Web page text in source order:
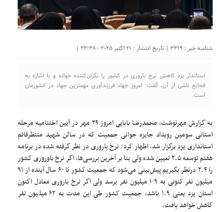
شناسه خبر : 3319 | تاریخ انتشار : 21 اکتبر 2025 - 23:38 |
استاندار یزد کاهش نرخ باروری در کشور را نگران‌کننده خواند و با اشاره به
فجایع ناشی از آن، گفت: امروز جهاد فرزندآوری مهمترین جهاد در کشورمان
است.
به گزارش مهرنوشت، محمدرضا بابایی امروز ۲۹ مهر در آیین اختتامیه مرحله
استانی سومین رویداد جایزه جوانی جمعیت که در سالن شهید منتظرقائم
استانداری یزد برگزار شد، اظهار کرد: نرخ باروری در نظر گرفته شده در برنامه
هفتم توسعه ۲.۵ تعیین شده ولی بنا بر آخرین بررسی‌ها، اگر نرخ باوروری کشور
را ۲.۴ درنظر بگیریم پیش‌بینی می‌شود که جمعیت کشور تا ۶۰ سال آینده از ۹۱
میلیون نفر کنونی به ۱۰۹ میلیون نفر برسد ولی اگر نرخ باروری معادل اکنون
استان یزد یعنی ۱.۹ باشد، جمعیت کشور طی این مدت به ۶۲ میلیون نفر
کاهش خواهد یافت.